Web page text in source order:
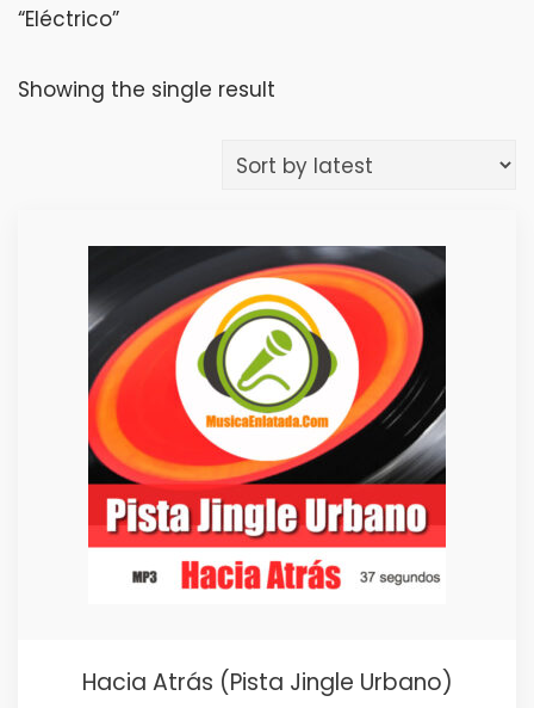
“Eléctrico”
Showing the single result
Hacia Atrás (Pista Jingle Urbano)